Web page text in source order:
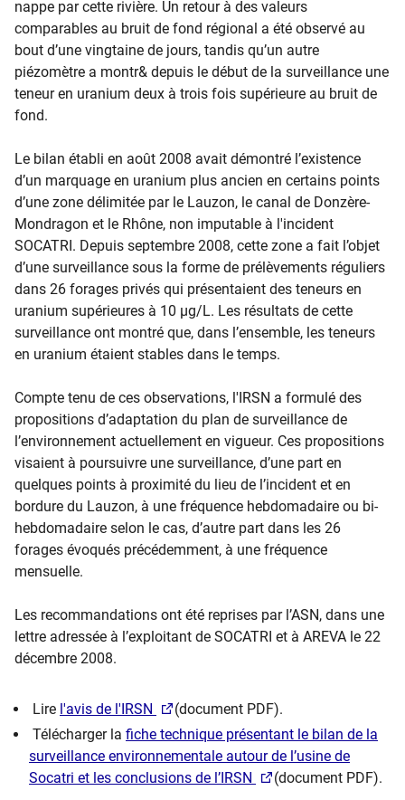
nappe par cette rivière. Un retour à des valeurs
comparables au bruit de fond régional a été observé au
bout d’une vingtaine de jours, tandis qu’un autre
piézomètre a montr& depuis le début de la surveillance une
teneur en uranium deux à trois fois supérieure au bruit de
fond.
Le bilan établi en août 2008 avait démontré l’existence
d’un marquage en uranium plus ancien en certains points
d’une zone délimitée par le Lauzon, le canal de Donzère-
Mondragon et le Rhône, non imputable à l'incident
SOCATRI. Depuis septembre 2008, cette zone a fait l’objet
d’une surveillance sous la forme de prélèvements réguliers
dans 26 forages privés qui présentaient des teneurs en
uranium supérieures à 10 µg/L. Les résultats de cette
surveillance ont montré que, dans l’ensemble, les teneurs
en uranium étaient stables dans le temps.
Compte tenu de ces observations, l'IRSN a formulé des
propositions d’adaptation du plan de surveillance de
l’environnement actuellement en vigueur. Ces propositions
visaient à poursuivre une surveillance, d’une part en
quelques points à proximité du lieu de l’incident et en
bordure du Lauzon, à une fréquence hebdomadaire ou bi-
hebdomadaire selon le cas, d’autre part dans les 26
forages évoqués précédemment, à une fréquence
mensuelle.
Les recommandations ont été reprises par l’ASN, dans une
lettre adressée à l’exploitant de SOCATRI et à AREVA le 22
décembre 2008.
Lire l'avis de l'IRSN
(document PDF).
Télécharger la fiche technique présentant le bilan de la
surveillance environnementale autour de l’usine de
Socatri et les conclusions de l’IRSN
(document PDF).